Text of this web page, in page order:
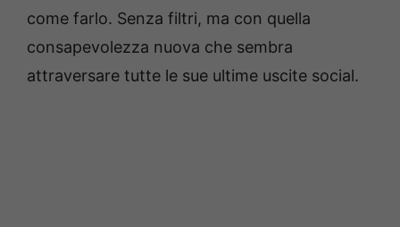
come farlo. Senza filtri, ma con quella
consapevolezza nuova che sembra
attraversare tutte le sue ultime uscite social.